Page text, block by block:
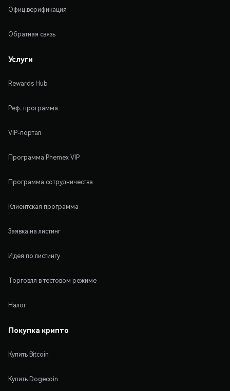
Офиц.верификация
Обратная связь
Услуги
Rewards Hub
Реф. программа
VIP-портал
Программа Phemex VIP
Программа сотрудничества
Клиентская программа
Заявка на листинг
Идея по листингу
Торговля в тестовом режиме
Налог
Покупка крипто
Купить Bitcoin
Купить Dogecoin